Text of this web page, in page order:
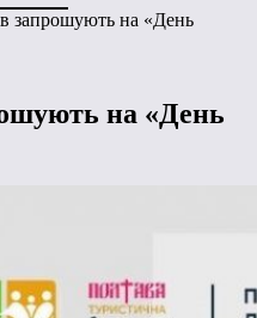
запрошують на «День
на «День